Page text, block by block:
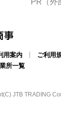
用案内 ご利用
所一覧
JTB TRADING